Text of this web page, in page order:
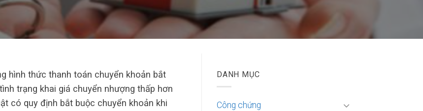
hình thức thanh toán chuyển khoản bắt
trạng khai giá chuyển nhượng thấp hơn
có quy định bắt buộc chuyển khoản khi
DANH MỤC
Công chứng